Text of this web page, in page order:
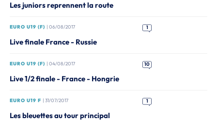
Les juniors reprennent la route
EURO U19 (F) | 06/08/2017 1
Live finale France - Russie
EURO U19 (F) | 04/08/2017 10
Live 1/2 finale - France - Hongrie
EURO U19 F | 31/07/2017 1
Les bleuettes au tour principal